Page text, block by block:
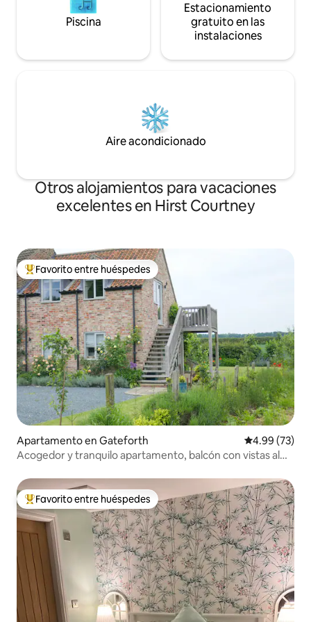
Piscina
Estacionamiento
gratuito en las
instalaciones
Aire acondicionado
Otros alojamientos para vacaciones
excelentes en Hirst Courtney
Favorito entre huéspedes preferido
Favorito entre huéspedes
Apartamento en Gateforth Calificación
4.99 (73)
Acogedor y tranquilo apartamento, balcón con vistas al
Favorito entre huéspedes preferido
Favorito entre huéspedes